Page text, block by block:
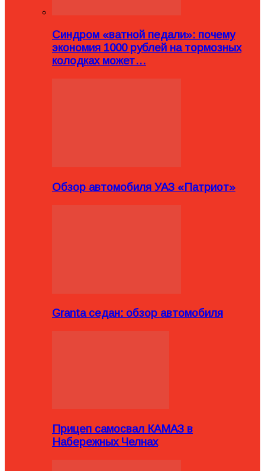
Синдром «ватной педали»: почему
экономия 1000 рублей на тормозных
колодках может…
Обзор автомобиля УАЗ «Патриот»
Granta седан: обзор автомобиля
Прицеп самосвал КАМАЗ в
Набережных Челнах